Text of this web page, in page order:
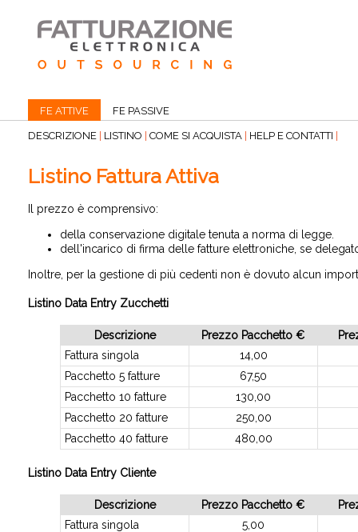
FE ATTIVE FE PASSIVE
DESCRIZIONE LISTINO COME SI ACQUISTA HELP E CONTATTI
Listino Fattura Attiva
Il prezzo è comprensivo:
della conservazione digitale tenuta a norma di legge.
dell'incarico di firma delle fatture elettroniche, se
Inoltre, per la gestione di più cedenti non è dovuto alcun
Listino Data Entry Zucchetti
Descrizione Prezzo Pacchetto €
Fattura singola
14,00
Pacchetto 5 fatture
67,50
Pacchetto 10 fatture
130,00
Pacchetto 20 fatture
250,00
Pacchetto 40 fatture
480,00
Listino Data Entry Cliente
Descrizione Prezzo Pacchetto €
Fattura singola
5,00